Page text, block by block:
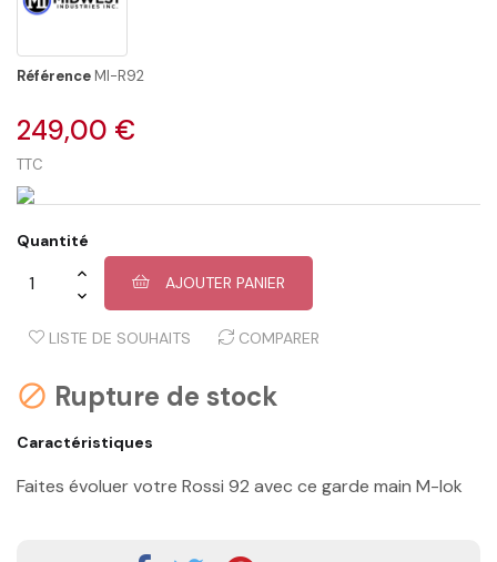
RéférenceMI-R92
249,00 €
TTC
Quantité
AJOUTER PANIER
LISTE DE SOUHAITS COMPARER
 Rupture de stock
Caractéristiques
Faites évoluer votre Rossi 92 avec ce garde main M-lok